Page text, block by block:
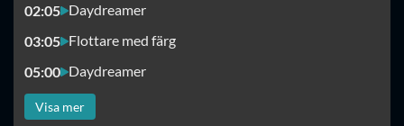
02:05 Daydreamer
03:05 Flottare med färg
05:00 Daydreamer
Visa mer